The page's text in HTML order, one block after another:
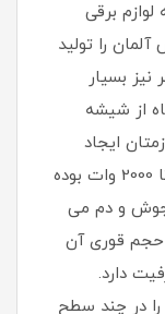
برقی
را تولید
بسیار
از شیشه
ایجاد
مینماید قدرت موتور این دستگاه 1850 تا 2000 وات بوده
جوش و دم می
این دستگاه 2 لیتر و حجم قوری آن
2.8 لیتر ظرفیت دارد.
در چند سطح